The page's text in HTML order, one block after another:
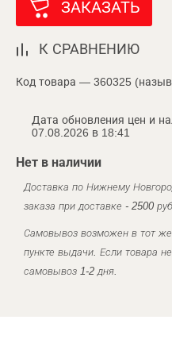
ЗАКАЗАТЬ
К СРАВНЕНИЮ
Код товара — 360325
Дата обновления цен и
07.08.2026 в 18:41
Нет в наличии
Доставка по Нижнему
заказа при доставке - 2500
Самовывоз возможен в тот
пункте выдачи. Если товара
самовывоз 1-2 дня.